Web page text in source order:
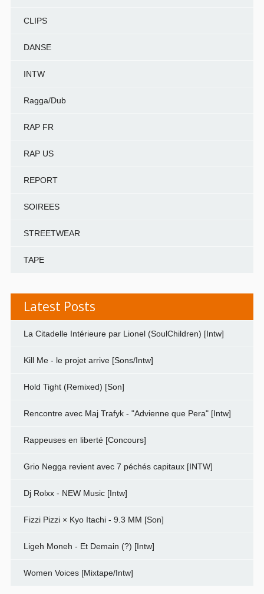
CLIPS
DANSE
INTW
Ragga/Dub
RAP FR
RAP US
REPORT
SOIREES
STREETWEAR
TAPE
Latest Posts
La Citadelle Intérieure par Lionel (SoulChildren) [Intw]
Kill Me - le projet arrive [Sons/Intw]
Hold Tight (Remixed) [Son]
Rencontre avec Maj Trafyk - "Advienne que Pera" [Intw]
Rappeuses en liberté [Concours]
Grio Negga revient avec 7 péchés capitaux [INTW]
Dj Rolxx - NEW Music [Intw]
Fizzi Pizzi × Kyo Itachi - 9.3 MM [Son]
Ligeh Moneh - Et Demain (?) [Intw]
Women Voices [Mixtape/Intw]